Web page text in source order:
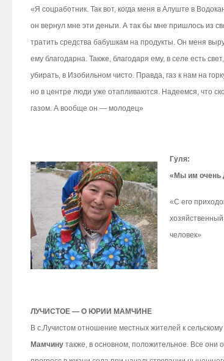
«Я соцработник. Так вот, когда меня в Алуште в
он вернул мне эти деньги. А так бы мне пришлось из
тратить средства бабушкам на продукты. Он меня
ему благодарна. Также, благодаря ему, в селе есть
убирать, в Изобильном чисто. Правда, газ к нам на
но в центре люди уже отапливаются. Надеемся, что
газом. А вообще он — молодец»
Гуля:
«Мы им очень
«С его
человек»
ЛУЧИСТОЕ — О ЮРИИ МАМЧИНЕ
В с.Лучистом отношение местных жителей к сельскому
Мамчину также, в основном, положительное. Все они